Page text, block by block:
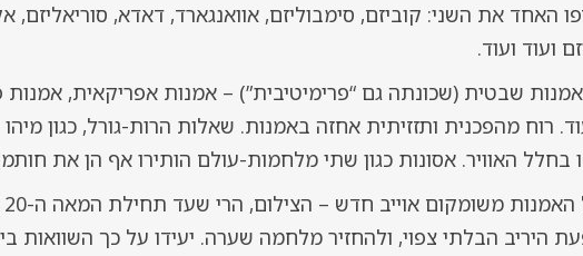
האחד את השני: קוביזם, סימבוליזם, אוואנגארד, דאדא, סוריאליזם,
ועוד ועוד.
שבטית (שכונתה גם “פרימיטיבית”) – אמנות אפריקאית, אמנות
רוח מהפכנית ותזזיתית אחזה באמנות. שאלות הרות-גורל, כגון
האוויר. אסונות כגון שתי מלחמות-עולם הותירו אף הן את
היריב הבלתי צפוי, ולהחזיר מלחמה שערה. יעידו על כך השוואות